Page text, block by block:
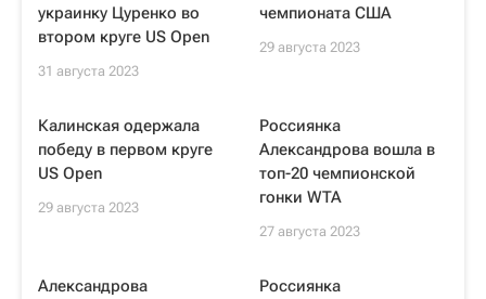
украинку Цуренко во
втором круге US Open
31 августа 2023
чемпионата США
29 августа 2023
Калинская одержала
победу в первом круге
US Open
29 августа 2023
Россиянка
Александрова вошла в
топ-20 чемпионской
гонки WTA
27 августа 2023
Александрова
Россиянка